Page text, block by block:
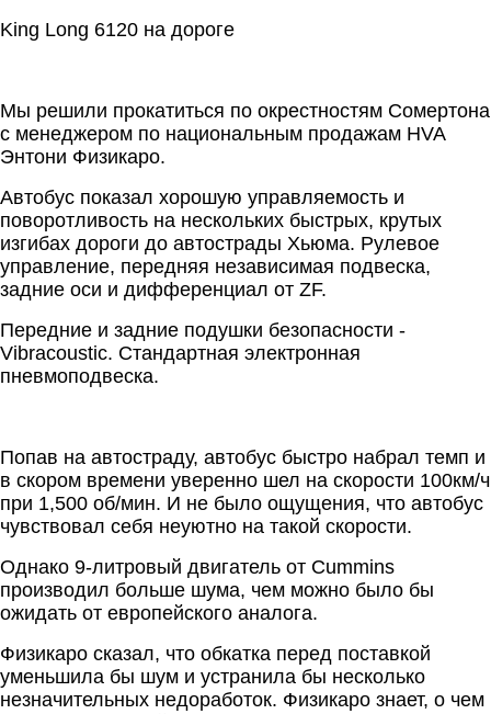
King Long 6120 на дороге
Мы решили прокатиться по окрестностям Сомертона
с менеджером по национальным продажам HVA
Энтони Физикаро.
Автобус показал хорошую управляемость и
поворотливость на нескольких быстрых, крутых
изгибах дороги до автострады Хьюма. Рулевое
управление, передняя независимая подвеска,
задние оси и дифференциал от ZF.
Передние и задние подушки безопасности -
Vibracoustic. Стандартная электронная
пневмоподвеска.
Попав на автостраду, автобус быстро набрал темп и
в скором времени уверенно шел на скорости 100км/ч
при 1,500 об/мин. И не было ощущения, что автобус
чувствовал себя неуютно на такой скорости.
Однако 9-литровый двигатель от Cummins
производил больше шума, чем можно было бы
ожидать от европейского аналога.
Физикаро сказал, что обкатка перед поставкой
уменьшила бы шум и устранила бы несколько
незначительных недоработок. Физикаро знает, о чем